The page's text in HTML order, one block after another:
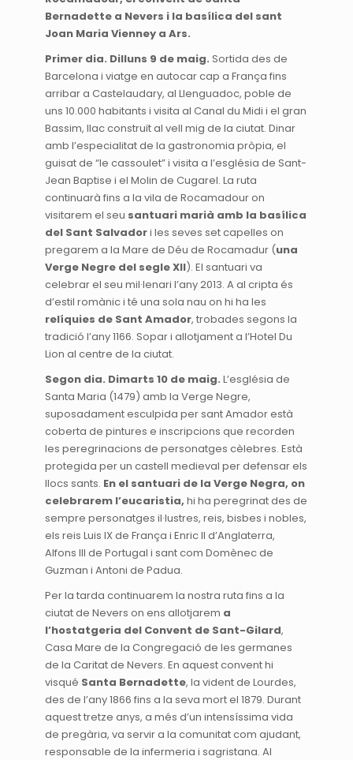
Bernadette a Nevers i la basílica del sant
Joan Maria Vienney a Ars.
Primer dia. Dilluns 9 de maig. Sortida des de
Barcelona i viatge en autocar cap a França fins
arribar a Castelaudary, al Llenguadoc, poble de
uns 10.000 habitants i visita al Canal du Midi i el gran
Bassim, llac construït al vell mig de la ciutat. Dinar
amb l’especialitat de la gastronomia pròpia, el
guisat de “le cassoulet” i visita a l’església de Sant-
Jean Baptise i el Molin de Cugarel. La ruta
continuarà fins a la vila de Rocamadour on
visitarem el seu santuari marià amb la basílica
del Sant Salvadori les seves set capelles on
pregarem a la Mare de Déu de Rocamadur (una
Verge Negre del segle XII). El santuari va
celebrar el seu mil·lenari l’any 2013. A al cripta és
d’estil romànic i té una sola nau on hi ha les
relíquies de Sant Amador, trobades segons la
tradició l’any 1166. Sopar i allotjament a l’Hotel Du
Lion al centre de la ciutat.
Segon dia. Dimarts 10 de maig. L’església de
Santa Maria (1479) amb la Verge Negre,
suposadament esculpida per sant Amador està
coberta de pintures e inscripcions que recorden
les peregrinacions de personatges cèlebres. Està
protegida per un castell medieval per defensar els
llocs sants. En el santuari de la Verge Negra, on
celebrarem l’eucaristia, hi ha peregrinat des de
sempre personatges il·lustres, reis, bisbes i nobles,
els reis Luis IX de França i Enric II d’Anglaterra,
Alfons III de Portugal i sant com Domènec de
Guzman i Antoni de Padua.
Per la tarda continuarem la nostra ruta fins a la
ciutat de Nevers on ens allotjarem a
l’hostatgeria del Convent de Sant-Gilard,
Casa Mare de la Congregació de les germanes
de la Caritat de Nevers. En aquest convent hi
visqué Santa Bernadette, la vident de Lourdes,
des de l’any 1866 fins a la seva mort el 1879. Durant
aquest tretze anys, a més d’un intensíssima vida
de pregària, va servir a la comunitat com ajudant,
responsable de la infermeria i sagristana. Al